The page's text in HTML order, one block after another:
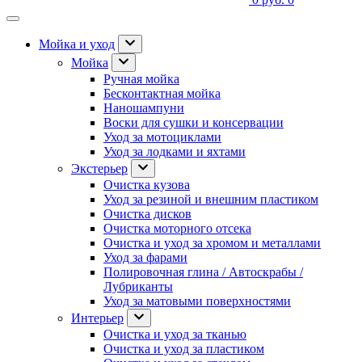
Мойка и уход
Мойка
Ручная мойка
Бесконтактная мойка
Наношампуни
Воски для сушки и консервации
Уход за мотоциклами
Уход за лодками и яхтами
Экстерьер
Очистка кузова
Уход за резиной и внешним пластиком
Очистка дисков
Очистка моторного отсека
Очистка и уход за хромом и металлами
Уход за фарами
Полировочная глина / Автоскрабы /
Лубриканты
Уход за матовыми поверхностями
Интерьер
Очистка и уход за тканью
Очистка и уход за пластиком